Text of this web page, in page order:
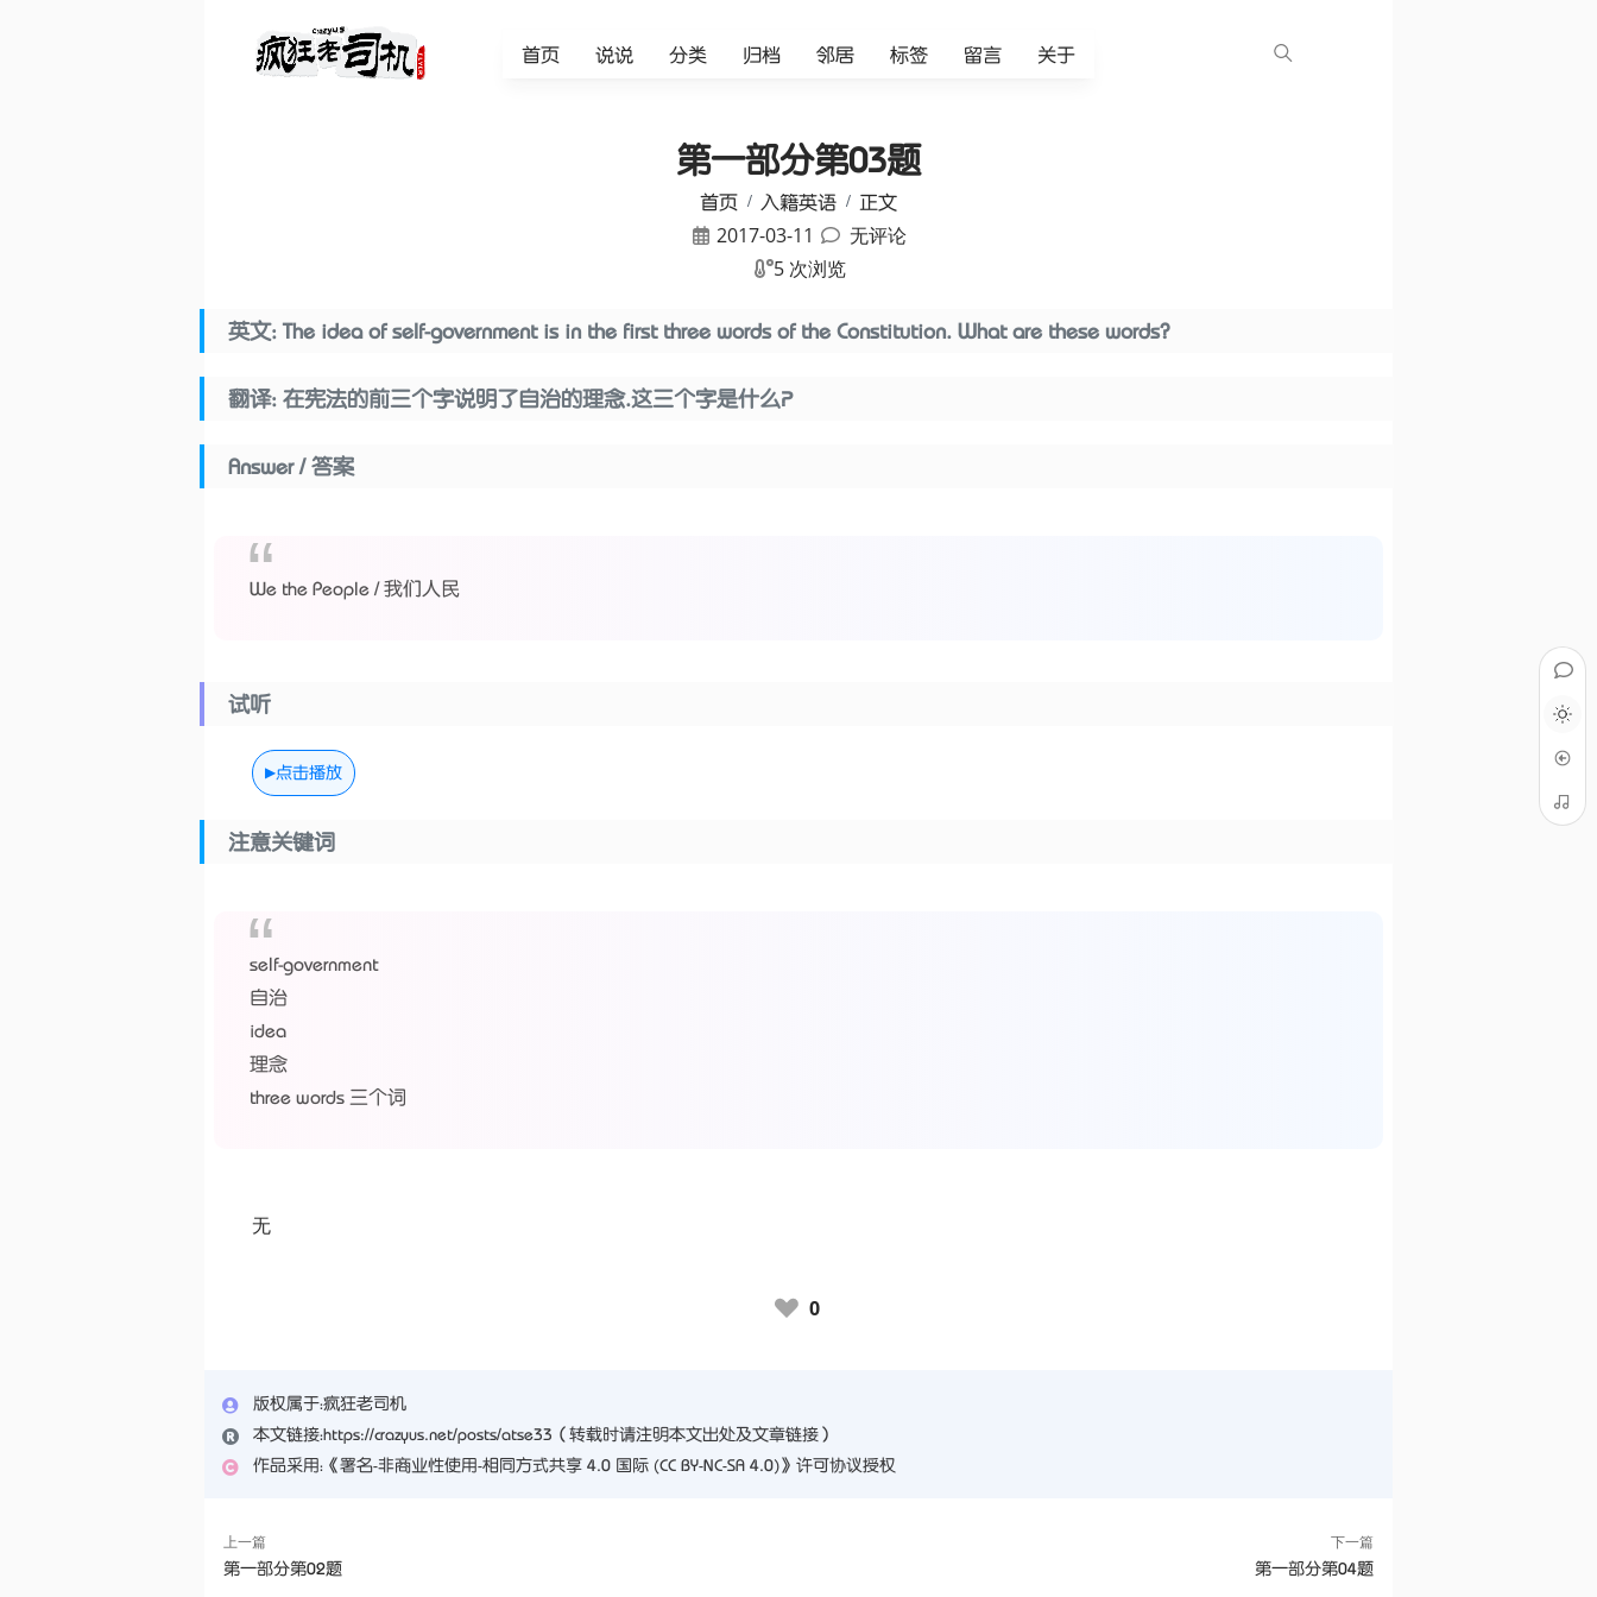
首页 说说 分类 归档 邻居 标签 留言 关于
第一部分第03题
首页 入籍英语 正文
2017-03-11
无评论
5 次浏览
英文: The idea of self-government is in the first three words of the Constitution. What are these words?
翻译: 在宪法的前三个字说明了自治的理念.这三个字是什么？
Answer / 答案
We the People / 我们人民
试听
点击播放
注意关键词
self-government
自治
idea
理念
three words 三个词
无
♥ 0
版权属于：疯狂老司机
本文链接：https://crazyus.net/posts/atse33 （转载时请注明本文出处及文章链接）
作品采用： 《 署名-非商业性使用-相同方式共享 4.0 国际 (CC BY-NC-SA 4.0) 》许可协议授权
上一篇
第一部分第02题
下一篇
第一部分第04题